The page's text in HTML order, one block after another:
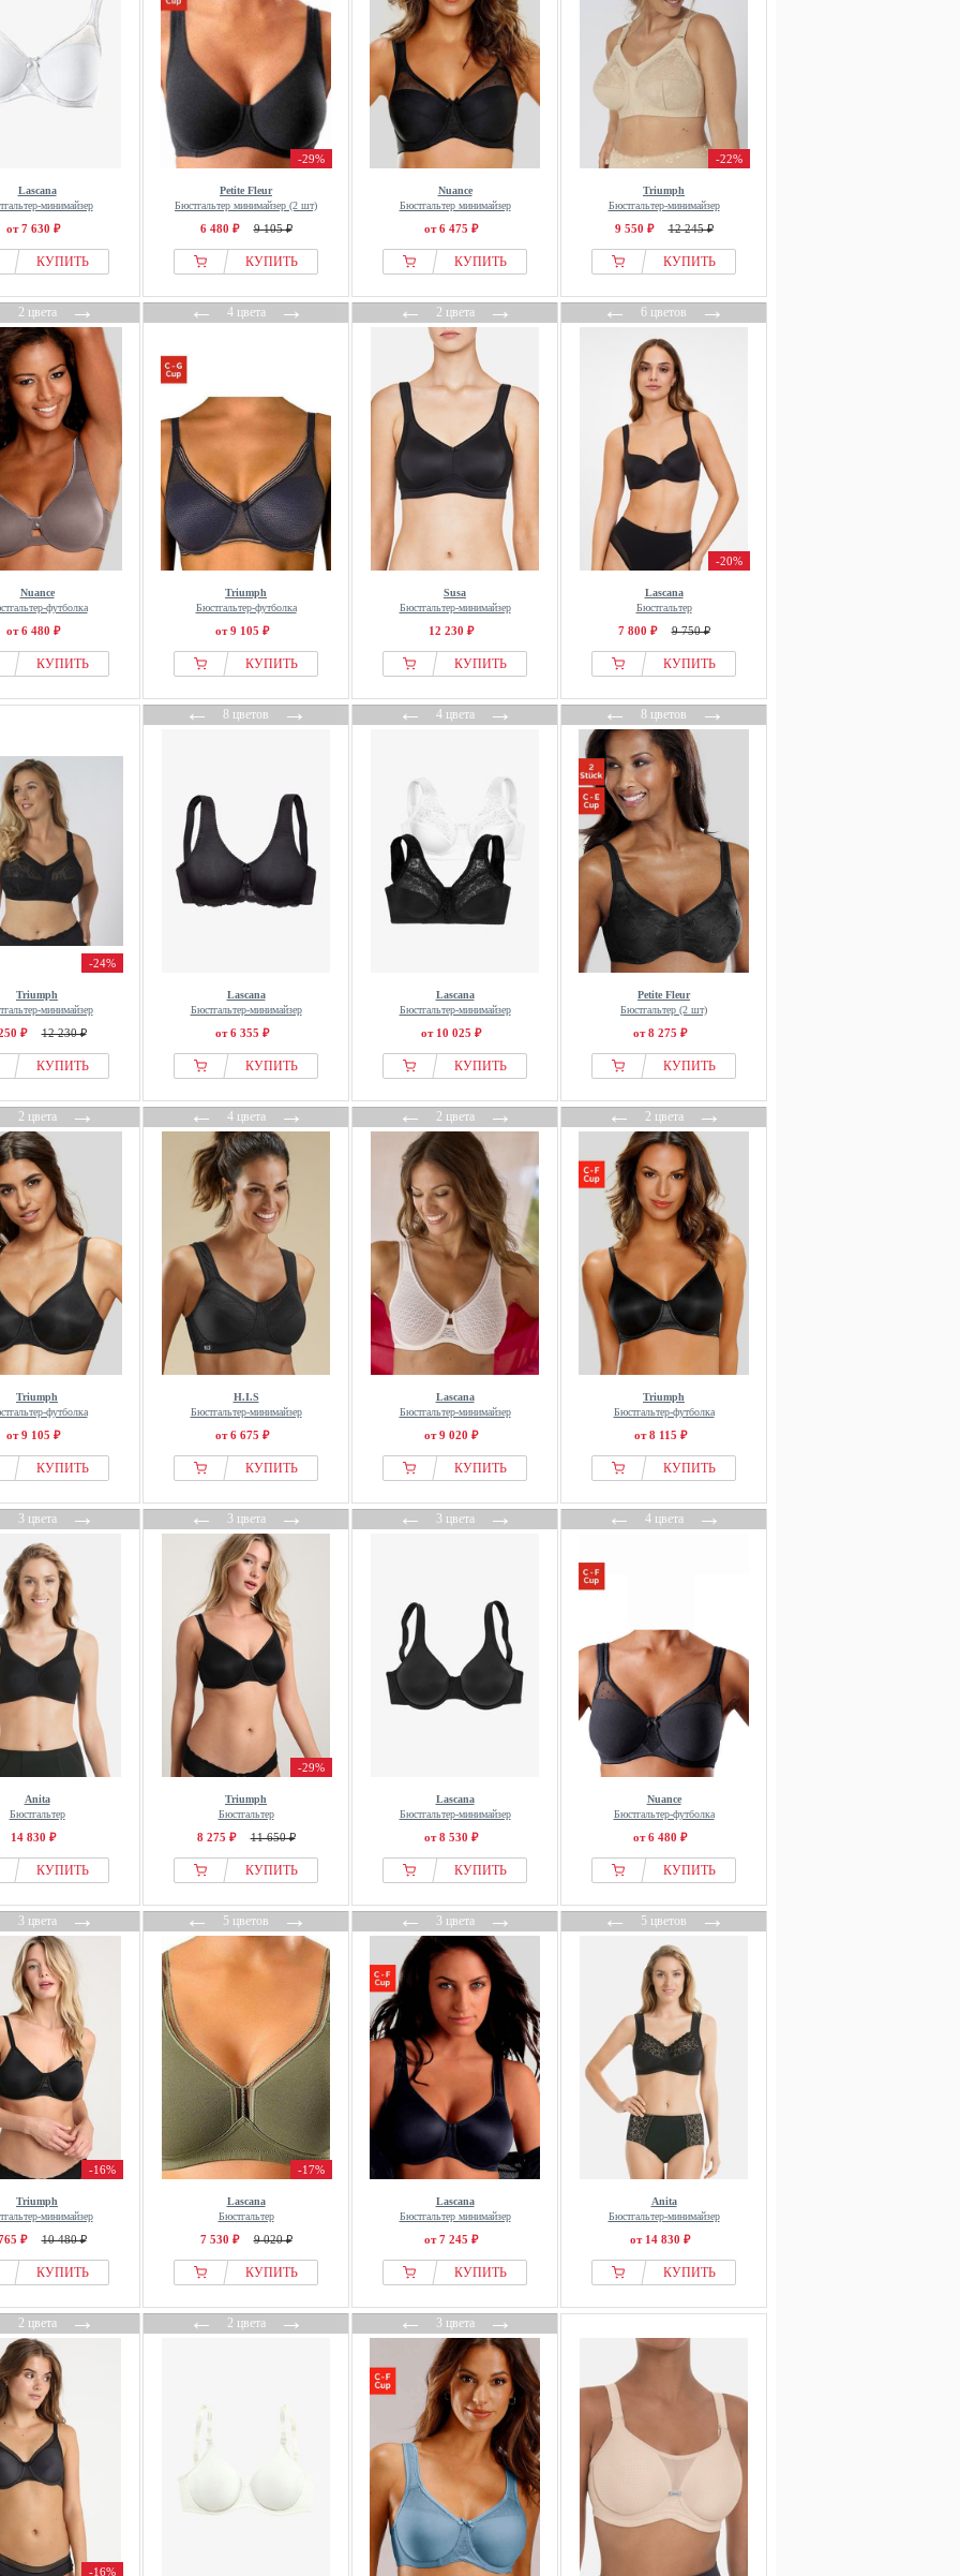
Lascana
минимайзер
от 7 630 ₽
КУПИТЬ
-29%
Petite Fleur
Бюстгальтер минимайзер (2 шт)
6 480 ₽ 9 105 ₽
КУПИТЬ
Nuance
Бюстгальтер минимайзер
от 6 475 ₽
КУПИТЬ
-22%
Triumph
Бюстгальтер-минимайзер
9 550 ₽ 12 245 ₽
КУПИТЬ
2 цвета→
Nuance
футболка
от 6 480 ₽
КУПИТЬ
←4 цвета→
Triumph
Бюстгальтер-футболка
от 9 105 ₽
КУПИТЬ
←2 цвета→
Susa
Бюстгальтер-минимайзер
12 230 ₽
КУПИТЬ
←6 цветов→
-20%
Lascana
Бюстгальтер
7 800 ₽ 9 750 ₽
КУПИТЬ
-24%
Triumph
минимайзер
₽ 12 230 ₽
КУПИТЬ
←8 цветов→
Lascana
Бюстгальтер-минимайзер
от 6 355 ₽
КУПИТЬ
←4 цвета→
Lascana
Бюстгальтер-минимайзер
от 10 025 ₽
КУПИТЬ
←8 цветов→
Petite Fleur
Бюстгальтер (2 шт)
от 8 275 ₽
КУПИТЬ
2 цвета→
Triumph
футболка
от 9 105 ₽
КУПИТЬ
←4 цвета→
H.I.S
Бюстгальтер-минимайзер
от 6 675 ₽
КУПИТЬ
←2 цвета→
Lascana
Бюстгальтер-минимайзер
от 9 020 ₽
КУПИТЬ
←2 цвета→
Triumph
Бюстгальтер-футболка
от 8 115 ₽
КУПИТЬ
3 цвета→
Anita
Бюстгальтер
14 830 ₽
КУПИТЬ
←3 цвета→
-29%
Triumph
Бюстгальтер
8 275 ₽ 11 650 ₽
КУПИТЬ
←3 цвета→
Lascana
Бюстгальтер-минимайзер
от 8 530 ₽
КУПИТЬ
←4 цвета→
Nuance
Бюстгальтер-футболка
от 6 480 ₽
КУПИТЬ
3 цвета→
-16%
Triumph
минимайзер
₽ 10 480 ₽
КУПИТЬ
←5 цветов→
-17%
Lascana
Бюстгальтер
7 530 ₽ 9 020 ₽
КУПИТЬ
←3 цвета→
Lascana
Бюстгальтер минимайзер
от 7 245 ₽
КУПИТЬ
←5 цветов→
Anita
Бюстгальтер-минимайзер
от 14 830 ₽
КУПИТЬ
2 цвета→
-16%
←2 цвета→ ←3 цвета→